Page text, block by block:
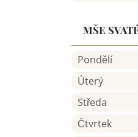
MŠE
Pondělí
Úterý
Středa
Čtvrtek